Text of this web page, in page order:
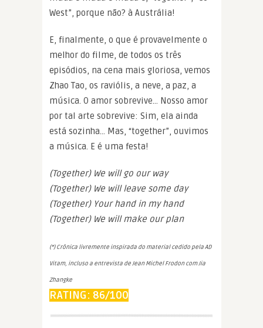
West”, porque não? à Austrália!
E, finalmente, o que é provavelmente o
melhor do filme, de todos os três
episódios, na cena mais gloriosa, vemos
Zhao Tao, os raviólis, a neve, a paz, a
música. O amor sobrevive… Nosso amor
por tal arte sobrevive: Sim, ela ainda
está sozinha… Mas, “together”, ouvimos
a música. E é uma festa!
(Together) We will go our way
(Together) We will leave some day
(Together) Your hand in my hand
(Together) We will make our plan
(*) Crônica livremente inspirada do material cedido pela AD
Vitam, incluso a entrevista de Jean Michel Frodon com Jia
Zhangke
RATING: 86/100